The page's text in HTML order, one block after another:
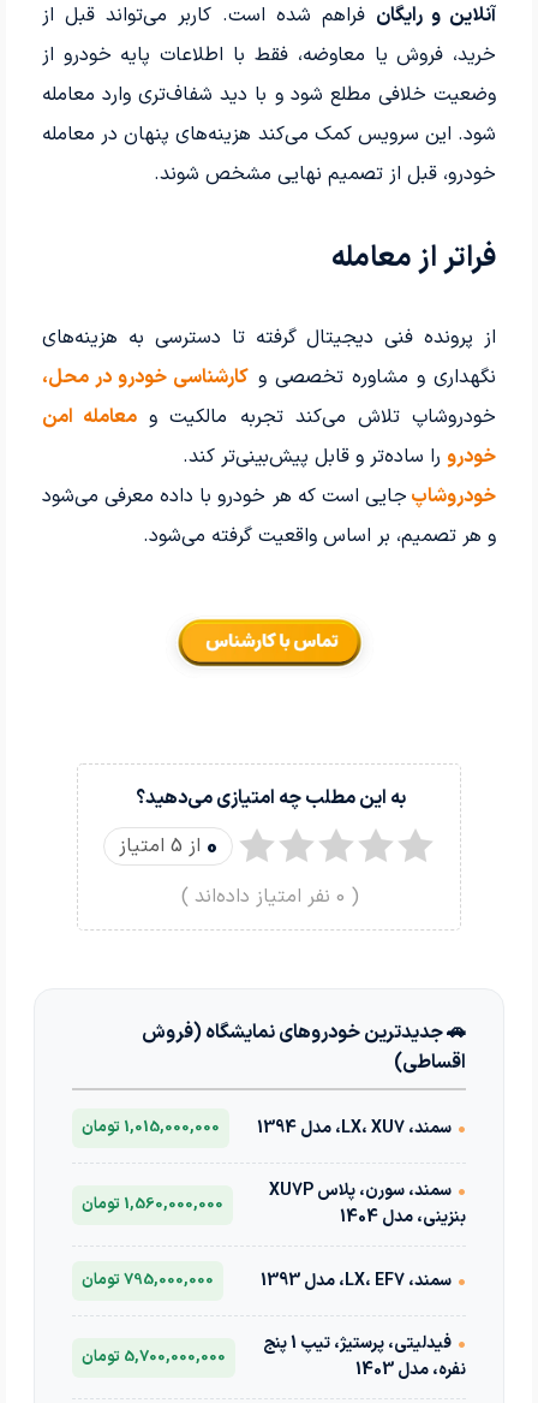
آنلاین و رایگان فراهم شده است. کاربر می‌تواند قبل از
خرید، فروش یا معاوضه، فقط با اطلاعات پایه خودرو از
وضعیت خلافی مطلع شود و با دید شفاف‌تری وارد معامله
شود. این سرویس کمک می‌کند هزینه‌های پنهان در معامله
خودرو، قبل از تصمیم نهایی مشخص شوند.
فراتر از معامله
از پرونده فنی دیجیتال گرفته تا دسترسی به هزینه‌های
نگهداری و مشاوره تخصصی و کارشناسی خودرو در محل،
خودروشاپ تلاش می‌کند تجربه مالکیت و معامله امن
خودرورا ساده‌تر و قابل پیش‌بینی‌تر کند.
خودروشاپ جایی است که هر خودرو با داده معرفی می‌شود
و هر تصمیم، بر اساس واقعیت گرفته می‌شود.
به این مطلب چه امتیازی می‌دهید؟
0 از 5 امتیاز
(
0 نفر امتیاز داده‌اند )
🚗 جدیدترین خودروهای نمایشگاه (فروش
اقساطی)
• سمند، LX، XU7، مدل 1394 1,015,000,000 تومان
•
سمند، سورن، پلاس XU7P
بنزینی، مدل 1404
1,560,000,000 تومان
• سمند، LX، EF7، مدل 1393 795,000,000 تومان
•
فیدلیتی، پرستیژ، تیپ 1 پنج
نفره، مدل 1403
5,700,000,000 تومان